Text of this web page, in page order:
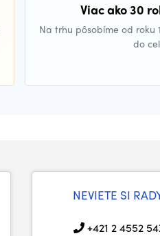
Viac ako 30
Na trhu pôsobíme od
do
NEVIETE SI
+421 2 4552